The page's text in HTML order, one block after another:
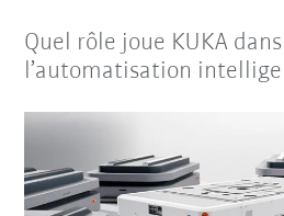
Quel rôle joue KUKA
l’automatisation